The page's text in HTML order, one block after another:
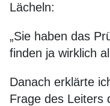
Lächeln:
„Sie haben das
finden ja wirklich
Danach erklärte
Frage des Leiters